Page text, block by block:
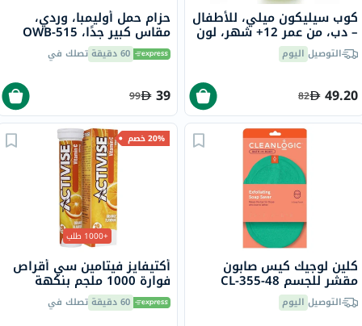
كوب سيليكون ميلي، للأطفال
– دب، من عمر 12+ شهر، لون
نعناعي وفيروزي، 200 مل،
قطعتين
التوصيل اليوم
49.20
82
حزام حمل أوليمبا، وردي،
مقاس كبير جدًا، OWB-515
60 دقيقة تصلك في
39
99
كلين لوجيك كيس صابون
مقشر للجسم CL-355-48
التوصيل اليوم
20% خصم
+1000 طلب
أكتيفايز فيتامين سي أقراص
فوارة 1000 ملجم بنكهة
البرتقال حزمة من 20
60 دقيقة تصلك في